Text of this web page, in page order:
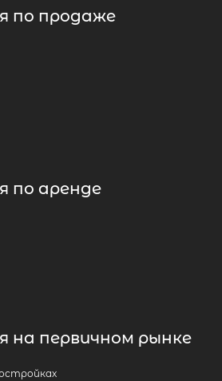
по продаже
по аренде
на первичном рынке